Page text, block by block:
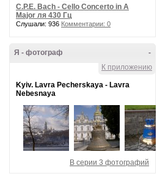
C.P.E. Bach - Cello Concerto in A
Major ля 430 Гц
Слушали: 936 Комментарии: 0
-
Я - фотограф
К приложению
Kyiv. Lavra Pecherskaya - Lavra
Nebesnaya
В серии 3 фотографий